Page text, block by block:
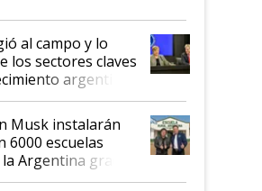
al campo y lo
los sectores claves
argentino
Musk instalarán
6000 escuelas
Argentina gracias
con Starlink